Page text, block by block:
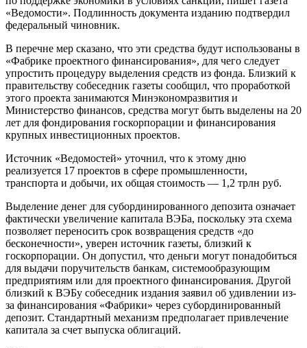
«Ведомости». Подлинность документа изданию подтвердил
федеральный чиновник.
В перечне мер сказано, что эти средства будут использованы в
«Фабрике проектного финансирования», для чего следует
упростить процедуру выделения средств из фонда. Близкий к
правительству собеседник газеты сообщил, что проработкой
этого проекта занимаются Минэкономразвития и
Министерство финансов, средства могут быть выделены на 20
лет для фондирования госкорпорации и финансирования
крупных инвестиционных проектов.
Источник «Ведомостей» уточнил, что к этому дню
реализуется 17 проектов в сфере промышленности,
транспорта и добычи, их общая стоимость — 1,2 трлн руб.
Выделение денег для субординированного депозита означает
фактически увеличение капитала ВЭБа, поскольку эта схема
позволяет переносить срок возвращения средств «до
бесконечности», уверен источник газеты, близкий к
госкорпорации. Он допустил, что деньги могут понадобиться
для выдачи поручительств банкам, системообразующим
предприятиям или для проектного финансирования. Другой
близкий к ВЭБу собеседник издания заявил об удивлении из-
за финансирования «Фабрики» через субординированный
депозит. Стандартный механизм предполагает привлечение
капитала за счет выпуска облигаций.